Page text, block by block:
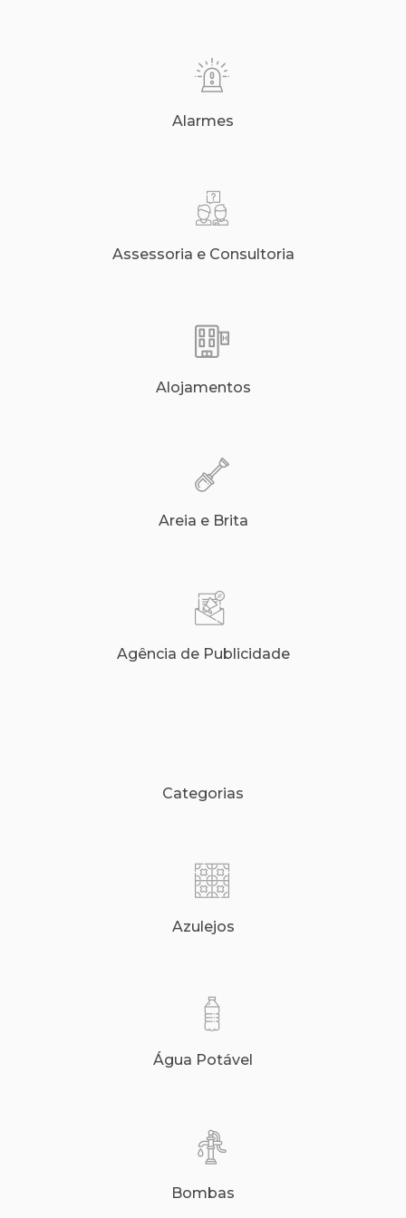
Alarmes
Assessoria e Consultoria
Alojamentos
Areia e Brita
Agência de Publicidade
Categorias
Azulejos
Água Potável
Bombas